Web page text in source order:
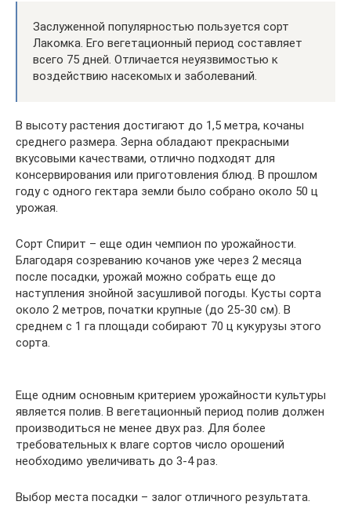
Заслуженной популярностью пользуется сорт
Лакомка. Его вегетационный период составляет
всего 75 дней. Отличается неуязвимостью к
воздействию насекомых и заболеваний.
В высоту растения достигают до 1,5 метра, кочаны
среднего размера. Зерна обладают прекрасными
вкусовыми качествами, отлично подходят для
консервирования или приготовления блюд. В прошлом
году с одного гектара земли было собрано около 50 ц
урожая.
Сорт Спирит – еще один чемпион по урожайности.
Благодаря созреванию кочанов уже через 2 месяца
после посадки, урожай можно собрать еще до
наступления знойной засушливой погоды. Кусты сорта
около 2 метров, початки крупные (до 25-30 см). В
среднем с 1 га площади собирают 70 ц кукурузы этого
сорта.
Еще одним основным критерием урожайности культуры
является полив. В вегетационный период полив должен
производиться не менее двух раз. Для более
требовательных к влаге сортов число орошений
необходимо увеличивать до 3-4 раз.
Выбор места посадки – залог отличного результата.